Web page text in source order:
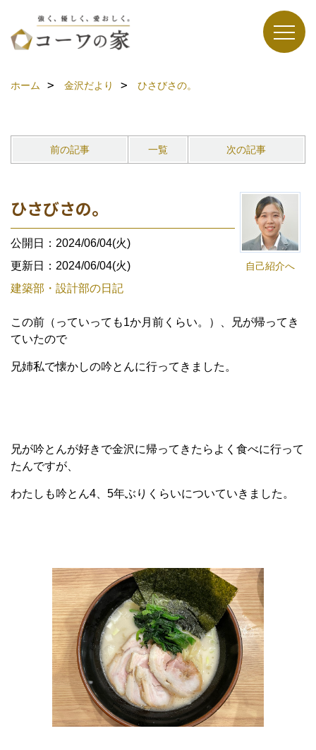
ホーム 金沢だより ひさびさの。
前の記事 一覧 次の記事
自己紹介へ
ひさびさの。
公開日：2024/06/04(火)
更新日：2024/06/04(火)
建築部・設計部の日記
この前（っていっても1か月前くらい。）、兄が帰ってき
ていたので
兄姉私で懐かしの吟とんに行ってきました。
兄が吟とんが好きで金沢に帰ってきたらよく食べに行って
たんですが、
わたしも吟とん4、5年ぶりくらいについていきました。